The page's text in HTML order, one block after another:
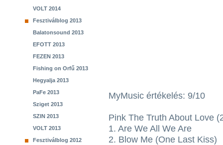
VOLT 2014
Fesztiválblog 2013
Balatonsound 2013
EFOTT 2013
FEZEN 2013
Fishing on Orfű 2013
Hegyalja 2013
PaFe 2013
Sziget 2013
SZIN 2013
VOLT 2013
Fesztiválblog 2012
MyMusic értékelés: 9/10
Pink The Truth About Love
1. Are We All We Are
2. Blow Me (One Last Kiss)